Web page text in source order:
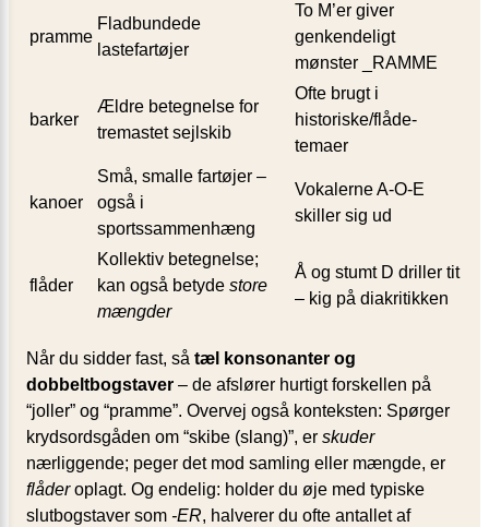
pramme
Fladbundede
lastefartøjer
To M’er giver
genkendeligt
mønster _RAMME
barker
Ældre betegnelse for
tremastet sejlskib
Ofte brugt i
historiske/flåde-
temaer
kanoer
Små, smalle fartøjer –
også i
sportssammenhæng
Vokalerne A-O-E
skiller sig ud
flåder
Kollektiv betegnelse;
kan også betyde store
mængder
Å og stumt D driller tit
– kig på diakritikken
Når du sidder fast, så tæl konsonanter og
dobbeltbogstaver – de afslører hurtigt forskellen på
“joller” og “pramme”. Overvej også konteksten: Spørger
krydsordsgåden om “skibe (slang)”, er skuder
nærliggende; peger det mod samling eller mængde, er
flåderoplagt. Og endelig: holder du øje med typiske
slutbogstaver som -ER, halverer du ofte antallet af